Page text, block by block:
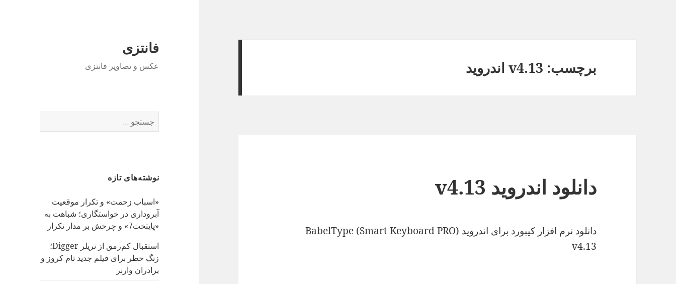
فانتزی
عکس و تصاویر فانتزی
س
ب
ا
ی
:
نوشته‌های تازه
«اسباب زحمت» و تکرار موقعیت
آبروداری در خواستگاری؛ شباهت به
«پایتخت7» و چرخش بر مدار تکرار
استقبال کم‌رمق از تریلر Digger؛
زنگ خطر برای فیلم جدید تام کروز و
برادران وارنر
برچسب: v4.13 اندروید
دانلود اندروید v4.13
دانلود نرم افزار کیبورد برای اندروید BabelType (Smart Keyboard PRO)
v4.13